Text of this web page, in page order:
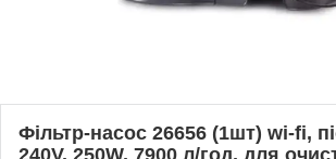
Фільтр-насос 26656 (1шт) wi-fi,
240V, 250W, 7900 л/год, для